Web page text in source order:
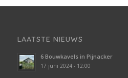
LAATSTE NIEUWS
6 Bouwkavels in Pijnacker
17 juni 2024 - 12:00